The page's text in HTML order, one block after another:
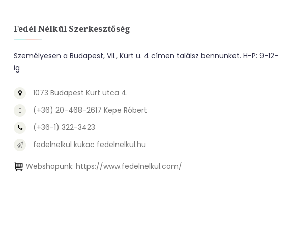
Fedél Nélkül Szerkesztőség
Személyesen a Budapest, VII., Kürt u. 4 címen találsz bennünket. H-P: 9-12-
ig
1073 Budapest Kürt utca 4.
(+36) 20-468-2617 Kepe Róbert
(+36-1) 322-3423
fedelnelkul kukac fedelnelkul.hu
Webshopunk: https://www.fedelnelkul.com/